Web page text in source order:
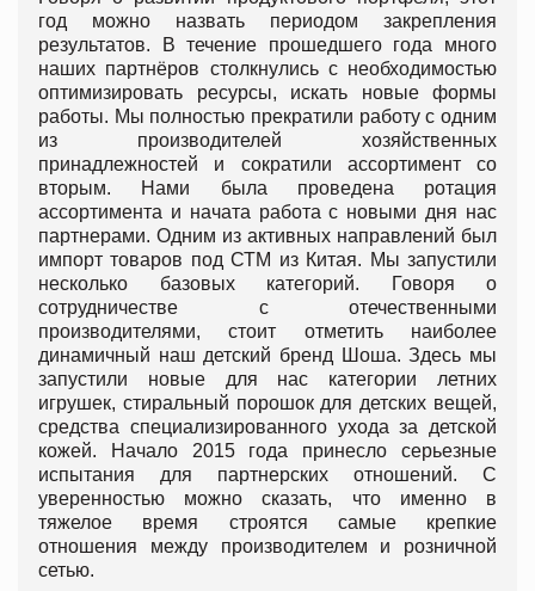
год можно назвать периодом закрепления
результатов. В течение прошедшего года много
наших партнёров столкнулись с необходимостью
оптимизировать ресурсы, искать новые формы
работы. Мы полностью прекратили работу с одним
из производителей хозяйственных
принадлежностей и сократили ассортимент со
вторым. Нами была проведена ротация
ассортимента и начата работа с новыми дня нас
партнерами. Одним из активных направлений был
импорт товаров под СТМ из Китая. Мы запустили
несколько базовых категорий. Говоря о
сотрудничестве с отечественными
производителями, стоит отметить наиболее
динамичный наш детский бренд Шоша. Здесь мы
запустили новые для нас категории летних
игрушек, стиральный порошок для детских вещей,
средства специализированного ухода за детской
кожей. Начало 2015 года принесло серьезные
испытания для партнерских отношений. С
уверенностью можно сказать, что именно в
тяжелое время строятся самые крепкие
отношения между производителем и розничной
сетью.